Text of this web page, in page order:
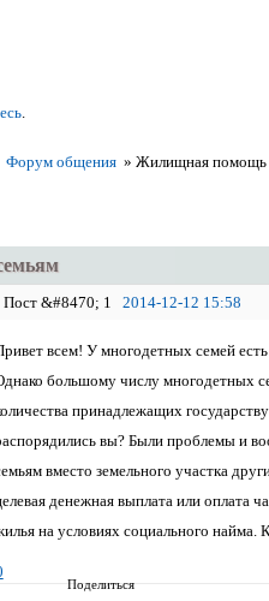
.
Форум общения »Жилищная помощь
Поделиться
1 2014-12-12 15:58
всем! У многодетных семей
большому числу многодетных
принадлежащих
вы? Были проблемы и
вместо земельного участка
денежная выплата или оплата
на условиях социального найма.